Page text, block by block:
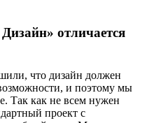
отличается
что дизайн должен
и поэтому мы
Так как не всем нужен
проект с